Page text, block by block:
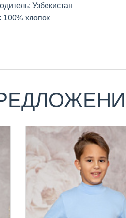
Узбекистан
100% хлопок